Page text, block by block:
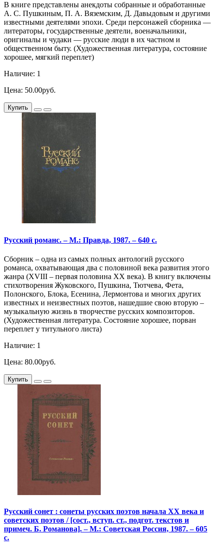
В книге представлены анекдоты собранные и обработанные
А. С. Пушкиным, П. А. Вяземским, Д. Давыдовым и другими
известными деятелями эпохи. Среди персонажей сборника —
литераторы, государственные деятели, военачальники,
оригиналы и чудаки — русские люди в их частном и
общественном быту. (Художественная литература, состояние
хорошее, мягкий переплет)
Наличие: 1
Цена: 50.00руб.
Купить
Русский романс. – М.: Правда, 1987. – 640 с.
Сборник – одна из самых полных антологий русского
романса, охватывающая два с половиной века развития этого
жанра (XVIII – первая половина ХХ века). В книгу включены
стихотворения Жуковского, Пушкина, Тютчева, Фета,
Полонского, Блока, Есенина, Лермонтова и многих других
известных и неизвестных поэтов, нашедшие свою вторую –
музыкальную жизнь в творчестве русских композиторов.
(Художественная литература. Состояние хорошее, порван
переплет у титульного листа)
Наличие: 1
Цена: 80.00руб.
Купить
Русский сонет : сонеты русских поэтов начала XX века и
советских поэтов / [сост., вступ. ст., подгот. текстов и
примеч. Б. Романова]. – М.: Советская Россия, 1987. – 605
с.